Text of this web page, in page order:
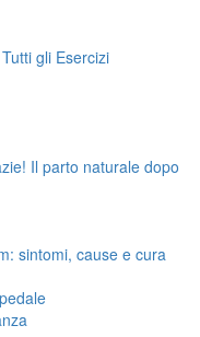
gli Esercizi
Il parto naturale dopo
sintomi, cause e cura